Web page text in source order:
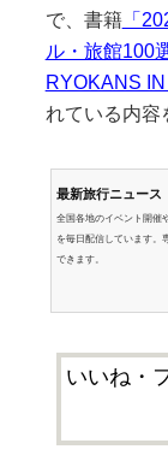
で、書籍「
ル・旅館100
RYOKANS IN
れている内容
最新旅行ニュース
全国各地のイベント開催
を毎日配信しています。
できます。
いいね・